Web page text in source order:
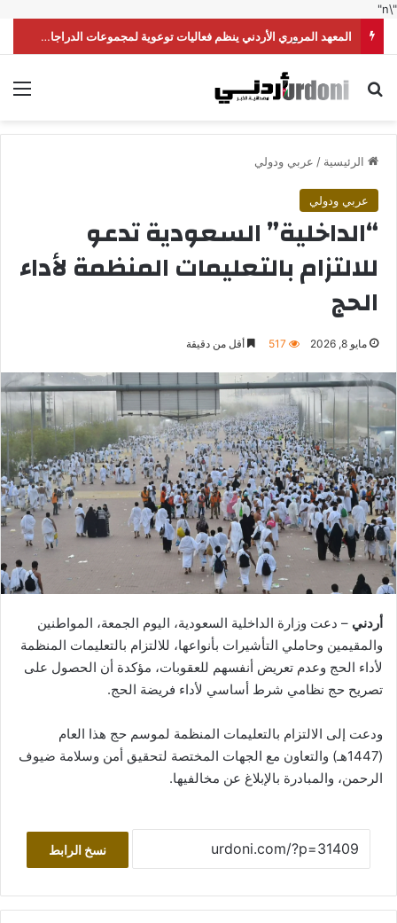
"\n"
المعهد المروري الأردني ينظم فعاليات توعوية لمجموعات الدراجات النارية
بحث عن
الرئيسية / عربي ودولي
عربي ودولي
“الداخلية” السعودية تدعو
للالتزام بالتعليمات المنظمة لأداء
الحج
مايو 8, 2026 517 أقل من دقيقة
أردني – دعت وزارة الداخلية السعودية، اليوم الجمعة، المواطنين
والمقيمين وحاملي التأشيرات بأنواعها، للالتزام بالتعليمات المنظمة
لأداء الحج وعدم تعريض أنفسهم للعقوبات، مؤكدة أن الحصول على
تصريح حج نظامي شرط أساسي لأداء فريضة الحج.
ودعت إلى الالتزام بالتعليمات المنظمة لموسم حج هذا العام
(1447هـ) والتعاون مع الجهات المختصة لتحقيق أمن وسلامة ضيوف
الرحمن، والمبادرة بالإبلاغ عن مخالفيها.
نسخ الرابط